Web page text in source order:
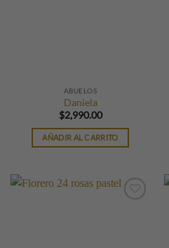
ABUELOS
Daniela
$2,990.00
AÑADIR AL CARRITO